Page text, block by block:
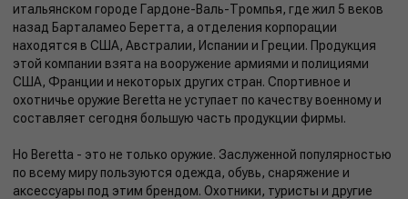
итальянском городе Гардоне-Валь-Тромпья, где жил 5 веков
назад Барталамео Беретта, а отделения корпорации
находятся в США, Австралии, Испании и Греции. Продукция
этой компании взята на вооружение армиями и полициями
США, Франции и некоторых других стран. Спортивное и
охотничье оружие Beretta не уступает по качеству военному и
составляет сегодня большую часть продукции фирмы.
Но Beretta - это не только оружие. Заслуженной популярностью
по всему миру пользуются одежда, обувь, снаряжение и
аксессуары под этим брендом. Охотники, туристы и другие